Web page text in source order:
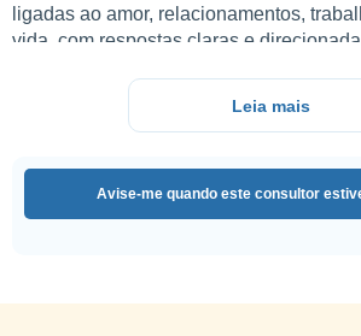
ligadas ao amor, relacionamentos,
vida, com respostas claras e
Orientação com simpatia, empatia e
esclarecer dúvidas e encontrar
tranquilidade.
abordagem mais humana e positiva,
Leia mais
Avise-me quando este consultor